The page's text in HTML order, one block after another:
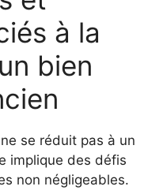
à la
bien
se réduit pas à un
implique des défis
non négligeables.